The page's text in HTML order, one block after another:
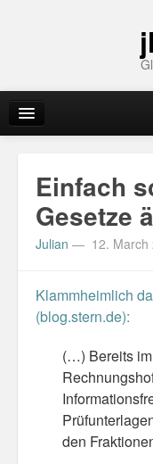
Info
Archive
Contact
Imprint
Einfach
Gesetze
Julian — 12. March
Klammheimlich
(blog.stern.de):
(…) Bereits
den